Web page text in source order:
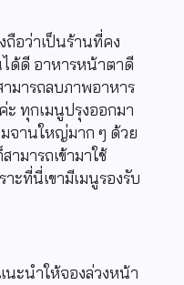
ถือว่าเป็นร้านที่คง
ด้ดี อาหารหน้าตาดี
มารถลบภาพอาหาร
ะ ทุกเมนูปรุงออกมา
จานใหญ่มาก ๆ ด้วย
ามารถเข้ามาใช้
าะที่นี่เขามีเมนูรองรับ
ะนำให้จองล่วงหน้า